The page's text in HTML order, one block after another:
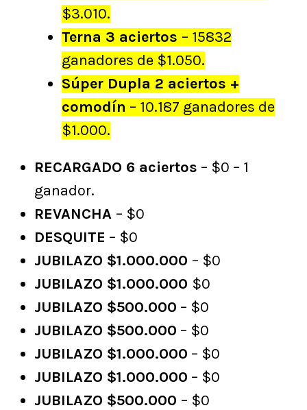
$3.010.
Terna 3 aciertos – 15832
ganadores de $1.050.
Súper Dupla 2 aciertos +
comodín – 10.187 ganadores de
$1.000.
RECARGADO 6 aciertos – $0 – 1
ganador.
REVANCHA – $0
DESQUITE – $0
JUBILAZO $1.000.000 – $0
JUBILAZO $1.000.000 $0
JUBILAZO $500.000 – $0
JUBILAZO $500.000 – $0
JUBILAZO $1.000.000 – $0
JUBILAZO $1.000.000 – $0
JUBILAZO $500.000 – $0